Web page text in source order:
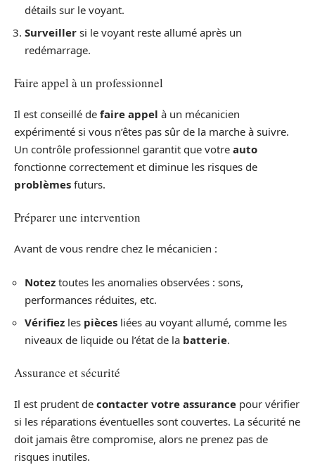
détails sur le voyant.
Surveiller si le voyant reste allumé après un
redémarrage.
Faire appel à un professionnel
Il est conseillé de faire appel à un mécanicien
expérimenté si vous n’êtes pas sûr de la marche à suivre.
Un contrôle professionnel garantit que votre auto
fonctionne correctement et diminue les risques de
problèmes futurs.
Préparer une intervention
Avant de vous rendre chez le mécanicien :
Notez toutes les anomalies observées : sons,
performances réduites, etc.
Vérifiez les pièces liées au voyant allumé, comme les
niveaux de liquide ou l’état de la batterie.
Assurance et sécurité
Il est prudent de contacter votre assurance pour vérifier
si les réparations éventuelles sont couvertes. La sécurité ne
doit jamais être compromise, alors ne prenez pas de
risques inutiles.